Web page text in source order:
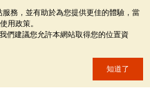
務，並有助於為您提供更佳的體驗，當
用政策。
們建議您允許本網站取得您的位置資
知道了